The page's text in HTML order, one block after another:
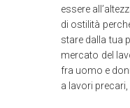
essere
di ostilità
stare dalla tua
mercato del
fra uomo e
a lavori